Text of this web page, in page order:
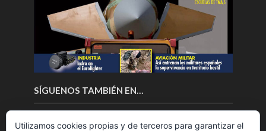
SÍGUENOS TAMBIÉN EN…
Utilizamos cookies propias y de terceros para garantizar el